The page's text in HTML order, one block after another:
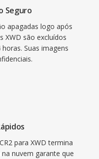
Seguro
apagadas logo após
XWD são excluídos
Suas imagens
para XWD termina
nuvem garante que